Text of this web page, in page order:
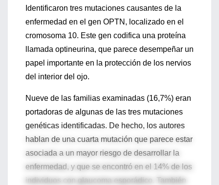
Identificaron tres mutaciones causantes de la
enfermedad en el gen OPTN, localizado en el
cromosoma 10. Este gen codifica una proteína
llamada optineurina, que parece desempeñar un
papel importante en la protección de los nervios
del interior del ojo.
Nueve de las familias examinadas (16,7%) eran
portadoras de algunas de las tres mutaciones
genéticas identificadas. De hecho, los autores
hablan de una cuarta mutación que parece estar
asociada a un mayor riesgo de desarrollar la
enfermedad, y que se encontró en el 14% de los
individuos con glaucoma esporádico. También